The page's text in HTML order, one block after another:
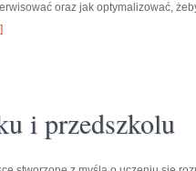
oraz jak optymalizować,
i przedszkolu